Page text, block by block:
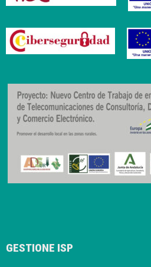
GESTIONE ISP